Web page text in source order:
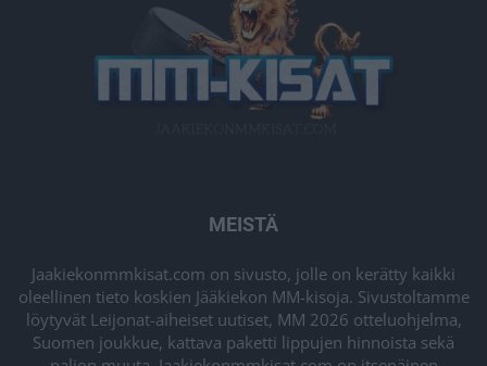
MEISTÄ
Jaakiekonmmkisat.com on sivusto, jolle on kerätty kaikki
oleellinen tieto koskien Jääkiekon MM-kisoja. Sivustoltamme
löytyvät Leijonat-aiheiset uutiset, MM 2026 otteluohjelma,
Suomen joukkue, kattava paketti lippujen hinnoista sekä